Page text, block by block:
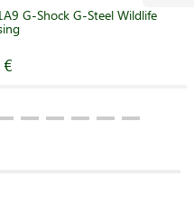
G-Shock G-Steel Wildlife